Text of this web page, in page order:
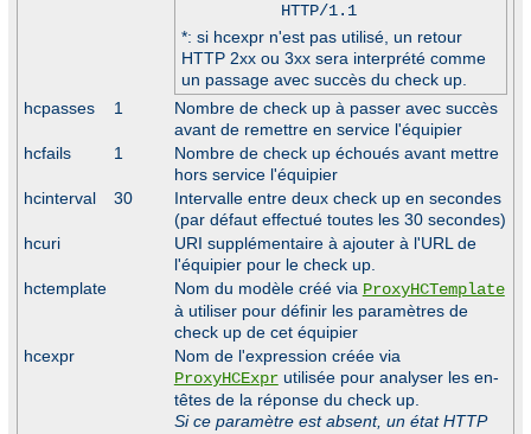
HTTP/1.1
*: si hcexpr n'est pas utilisé, un retour
HTTP 2xx ou 3xx sera interprété comme
un passage avec succès du check up.
hcpasses
1
Nombre de check up à passer avec succès
avant de remettre en service l'équipier
hcfails
1
Nombre de check up échoués avant mettre
hors service l'équipier
hcinterval
30
Intervalle entre deux check up en secondes
(par défaut effectué toutes les 30 secondes)
hcuri
URI supplémentaire à ajouter à l'URL de
l'équipier pour le check up.
hctemplate
Nom du modèle créé via ProxyHCTemplate
à utiliser pour définir les paramètres de
check up de cet équipier
hcexpr
Nom de l'expression créée via
ProxyHCExprutilisée pour analyser les en-
têtes de la réponse du check up.
Si ce paramètre est absent, un état HTTP